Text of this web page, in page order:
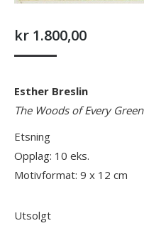
kr 1.800,00
Esther Breslin
The Woods of Every Green
Etsning
Opplag: 10 eks.
Motivformat: 9 x 12 cm
Utsolgt